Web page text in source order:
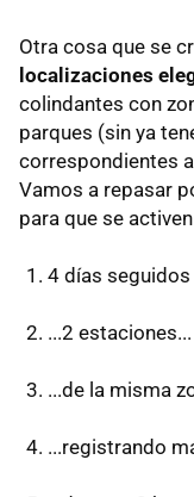
Otra cosa que se
localizaciones
colindantes con
parques (sin ya
correspondientes
Vamos a repasar
para que se
4 días
...2 estaciones...
...de la misma
...registrando